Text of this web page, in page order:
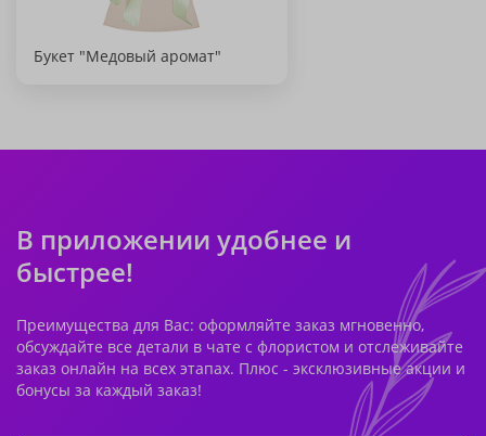
Букет "Медовый аромат"
В приложении удобнее и
быстрее!
Преимущества для Вас: оформляйте заказ мгновенно,
обсуждайте все детали в чате с флористом и отслеживайте
заказ онлайн на всех этапах. Плюс - эксклюзивные акции и
бонусы за каждый заказ!